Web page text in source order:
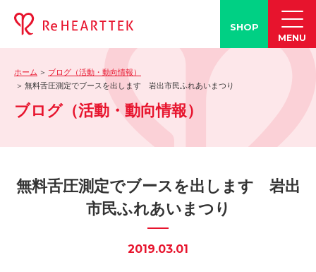
製品情報
-「タン練くん」
-ブログ
-学会発表情報
-メディア紹介事例
SHOP
MENU
ホーム
ブログ（活動・動向情報）
無料舌圧測定でブースを出します 岩出市民ふれあいまつり
ブログ（活動・動向情報）
無料舌圧測定でブースを出します 岩出
市民ふれあいまつり
2019.03.01